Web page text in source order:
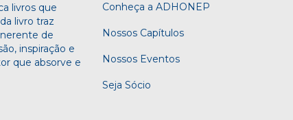
livros que
livro traz
de
inspiração e
que absorve e
Conheça a ADHONEP
Nossos Capítulos
Nossos Eventos
Seja Sócio